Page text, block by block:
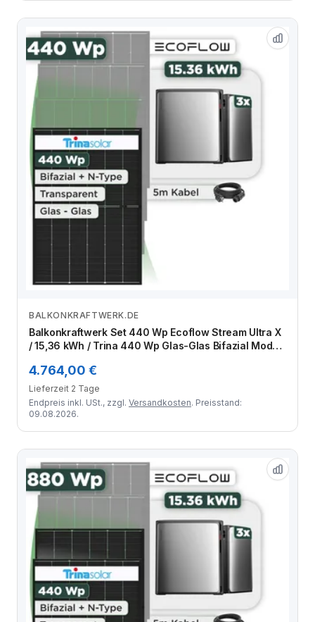
Zum Angebot
BALKONKRAFTWERK.DE
Balkonkraftwerk Set 440 Wp Ecoflow Stream Ultra X
/ 15,36 kWh / Trina 440 Wp Glas-Glas Bifazial Modul
4.764,00 €
Lieferzeit 2 Tage
Endpreis inkl. USt., zzgl. Versandkosten. Preisstand:
09.08.2026.